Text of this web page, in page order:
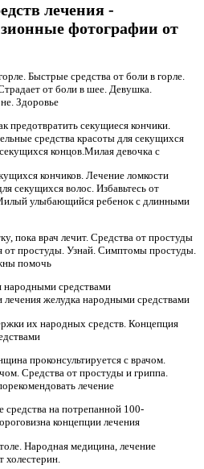
лечения -
фотографии от
Быстрые средства от боли в горле.
от боли в шее. Девушка.
Здоровье
предотвратить секущиеся кончики.
средства красоты для секущихся
концов.Милая девочка с
кончиков. Лечение ломкости
секущихся волос. Избавьтесь от
улыбающийся ребенок с длинными
пока врач лечит. Средства от простуды
от простуды. Узнай. Симптомы простуды.
помочь
народными средствами
желудка народными средствами
их народных средств. Концепция
проконсультируется с врачом.
Средства от простуды и гриппа.
лечение
на потрепанной 100-
концепции лечения
Народная медицина, лечение